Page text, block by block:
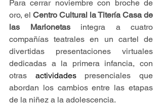
Para cerrar noviembre con broche de
oro, el Centro Cultural la Titería Casa de
las Marionetas integra a cuatro
compañías teatrales en un cartel de
divertidas presentaciones virtuales
dedicadas a la primera infancia, con
otras actividades presenciales que
abordan los cambios entre las etapas
de la niñez a la adolescencia.